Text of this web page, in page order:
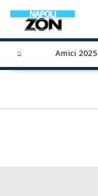
⌂ Amici 2025